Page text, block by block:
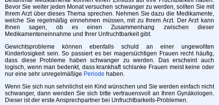
Bevor Sie weiter jeden Monat versuchen schwanger zu werden, sollten Sie mit
Ihrem Arzt über dieses Thema sprechen. Nehmen Sie dazu die Medikamente,
welche Sie regelmäßig einnehmen müssen, mit zu Ihrem Arzt. Der Arzt kann
Ihnen sagen, ob es einen Zusammenhang zwischen dieser
Medikamenteneinnahme und Ihrer Unfruchtbarkeit gibt.
Gewichtsprobleme können ebenfalls schuld an einer ungewollten
Kinderlosigkeit sein. So passiert es bei magersüchtigen Frauen recht häufig,
dass diese Probleme haben schwanger zu werden. Das erscheint auch
logisch, wenn man bedenkt, dass krankhaft schlanke Frauen meist keine oder
nur eine sehr unregelmäßige Periode haben.
Wenn Sie sich nun sehnlichst ein Kind wünschen und Sie werden einfach nicht
schwanger, dann wenden Sie sich bitte vertrauensvoll an Ihren Gynäkologen.
Dieser ist der erste Ansprechpartner bei Unfruchtbarkeits-Problemen.